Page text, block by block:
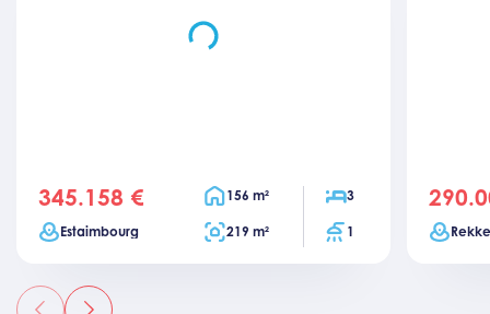
price
345.158 € Surface habitable
156 m² Chambres
3
VilleEstaimbourg Surface totale
219 m² Salles de bain
1
price
Ville